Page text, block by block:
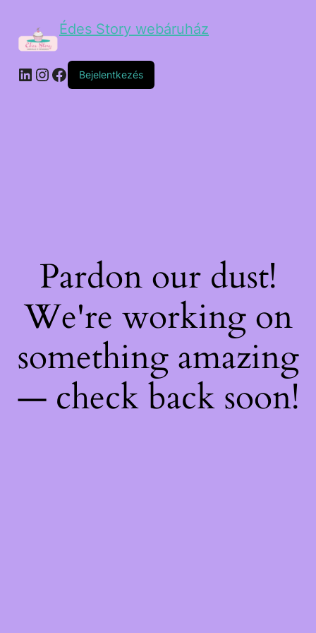
Édes Story webáruház
Bejelentkezés
Pardon our dust!
We're working on
something amazing
— check back soon!